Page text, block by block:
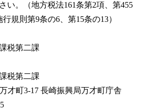
い。（地方税法161条第2項、第455
規則第9条の6、第15条の13）
税第二課
税第二課
才町3-17 長崎振興局万才町庁舎